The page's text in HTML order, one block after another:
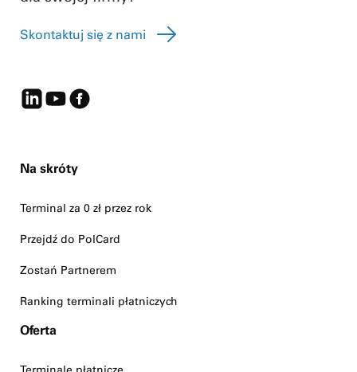
Skontaktuj się z nami
Na skróty
Terminal za 0 zł przez rok
Przejdź do PolCard
Zostań Partnerem
Ranking terminali płatniczych
Oferta